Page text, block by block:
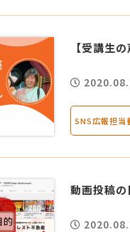
【受講生
SNS広報担当
動画投稿の